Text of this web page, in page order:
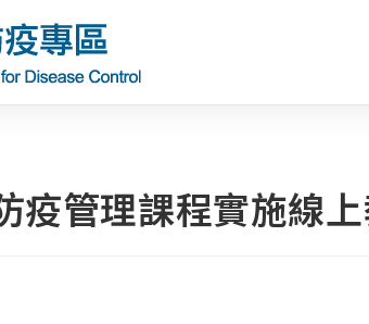
疫管理課程實施線